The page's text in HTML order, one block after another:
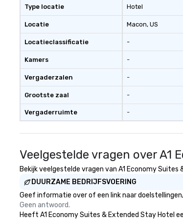
can
east
Type locatie
Locatie
Locatieclassificatie
Kamers
Vergaderzalen
Grootste zaal
Vergaderruimte
Hotel
Macon, US
-
-
-
-
-
Veelgestelde vragen over A1
Bekijk veelgestelde vragen van A1 Economy
DUURZAME BEDRIJFSVOERING
Geef informatie over of een link naar
Geen antwoord.
Heeft A1 Economy Suites & Extended Stay Hotel